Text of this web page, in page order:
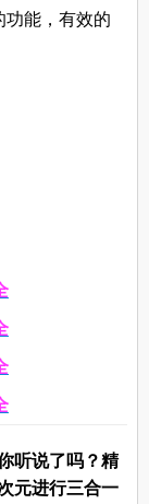
功能，有效的
听说了吗？精
元进行三合一